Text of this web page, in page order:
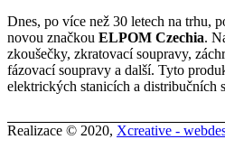
Dnes, po více než 30 letech na trhu,
novou značkou ELPOM Czechia.
zkoušečky, zkratovací soupravy,
fázovací soupravy a další. Tyto
elektrických stanicích a distribučních
Realizace © 2020, Xcreative -